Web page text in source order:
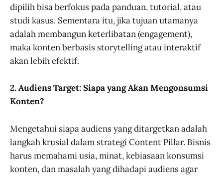
dipilih bisa berfokus pada panduan, tutorial, atau
studi kasus. Sementara itu, jika tujuan utamanya
adalah membangun keterlibatan (engagement),
maka konten berbasis storytelling atau interaktif
akan lebih efektif.
2. Audiens Target: Siapa yang Akan Mengonsumsi
Konten?
Mengetahui siapa audiens yang ditargetkan adalah
langkah krusial dalam strategi Content Pillar. Bisnis
harus memahami usia, minat, kebiasaan konsumsi
konten, dan masalah yang dihadapi audiens agar